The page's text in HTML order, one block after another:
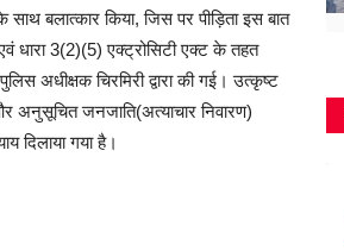
बलात्कार किया, जिस पर पीड़िता इस बात
धारा 3(2)(5) एक्ट्रोसिटी एक्ट के तहत
अधीक्षक चिरमिरी द्वारा की गई। उत्कृष्ट
अनुसूचित जनजाति(अत्याचार निवारण)
दिलाया गया है।